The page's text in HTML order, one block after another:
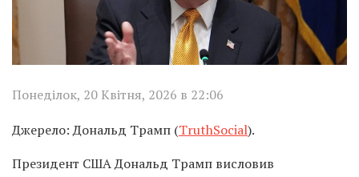
Понеділок, 20 Квітня, 2026 в 22:06
Джерело: Дональд Трамп (TruthSocial).
Президент США Дональд Трамп висловив